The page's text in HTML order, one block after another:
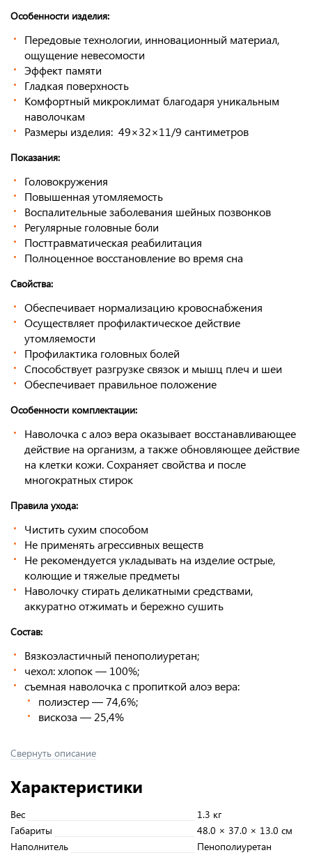
Особенности изделия:
Передовые технологии, инновационный материал,
ощущение невесомости
Эффект памяти
Гладкая поверхность
Комфортный микроклимат благодаря уникальным
наволочкам
Размеры изделия: 49×32×11/9 сантиметров
Показания:
Головокружения
Повышенная утомляемость
Воспалительные заболевания шейных позвонков
Регулярные головные боли
Посттравматическая реабилитация
Полноценное восстановление во время сна
Свойства:
Обеспечивает нормализацию кровоснабжения
Осуществляет профилактическое действие
утомляемости
Профилактика головных болей
Способствует разгрузке связок и мышц плеч и шеи
Обеспечивает правильное положение
Особенности комплектации:
Наволочка с алоэ вера оказывает восстанавливающее
действие на организм, а также обновляющее действие
на клетки кожи. Сохраняет свойства и после
многократных стирок
Правила ухода:
Чистить сухим способом
Не применять агрессивных веществ
Не рекомендуется укладывать на изделие острые,
колющие и тяжелые предметы
Наволочку стирать деликатными средствами,
аккуратно отжимать и бережно сушить
Состав:
Вязкоэластичный пенополиуретан;
чехол: хлопок — 100%;
съемная наволочка с пропиткой алоэ вера:
полиэстер — 74,6%;
вискоза — 25,4%
Свернуть описание
Характеристики
Вес
1.3 кг
Габариты
48.0 × 37.0 × 13.0 см
Наполнитель
Пенополиуретан